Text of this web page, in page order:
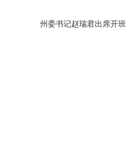
州委书记赵瑞君出席开